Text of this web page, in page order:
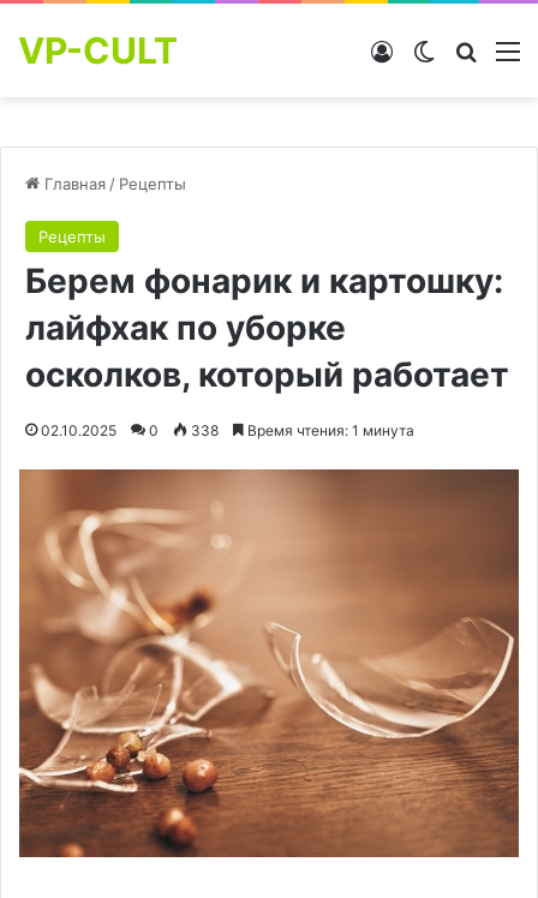
VP-CULT Switch skin
Войти
Главная / Рецепты
Рецепты
Берем фонарик и картошку:
лайфхак по уборке
осколков, который работает
02.10.2025 0 338 Время чтения: 1 минута